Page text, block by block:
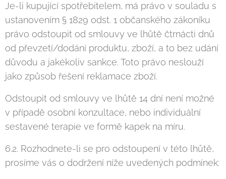
Je-li kupující spotřebitelem, má právo v souladu s
ustanovením § 1829 odst. 1 občanského zákoníku
právo odstoupit od smlouvy ve lhůtě čtrnácti dnů
od převzetí/dodání produktu, zboží, a to bez udání
důvodu a jakékoliv sankce. Toto právo neslouží
jako způsob řešení reklamace zboží.
Odstoupit od smlouvy ve lhůtě 14 dní není možné
v případě osobní konzultace, nebo individuální
sestavené terapie ve formě kapek na míru.
6.2. Rozhodnete-li se pro odstoupení v této lhůtě,
prosíme vás o dodržení níže uvedených podmínek: